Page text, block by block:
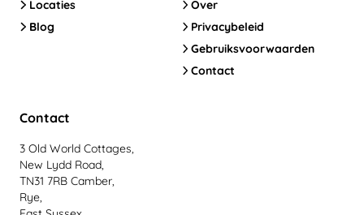
Locaties
Blog
Over
Privacybeleid
Gebruiksvoorwaarden
Contact
Contact
3 Old World Cottages,
New Lydd Road,
TN31 7RB Camber,
Rye,